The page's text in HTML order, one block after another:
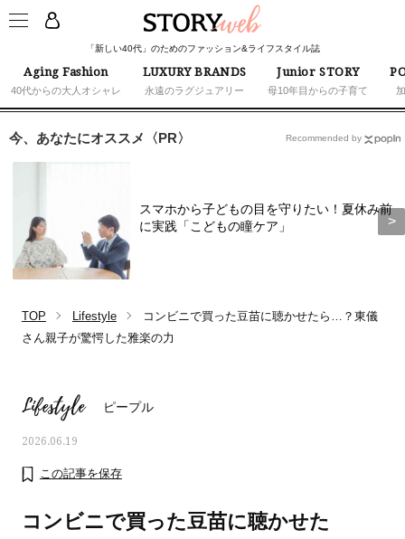
「新しい40代」のためのファッション&ライフスタイル誌
Aging Fashion
40代からの大人オシャレ
LUXURY BRANDS
永遠のラグジュアリー
Junior STORY
母10年目からの子育て
今、あなたにオススメ〈PR〉
スマホから子どもの目を守りたい！夏休み前
に実践「こどもの瞳ケア」
Recommended by
TOP Lifestyle
コンビニで買った豆苗に聴かせたら…？東儀
さん親子が驚愕した雅楽の力
Lifestyle ピープル
2026.06.19
この記事を保存
コンビニで買った豆苗に聴かせた